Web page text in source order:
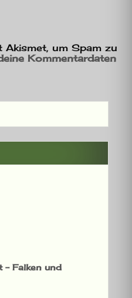
Akismet, um Spam zu
Kommentardaten
– Falken und